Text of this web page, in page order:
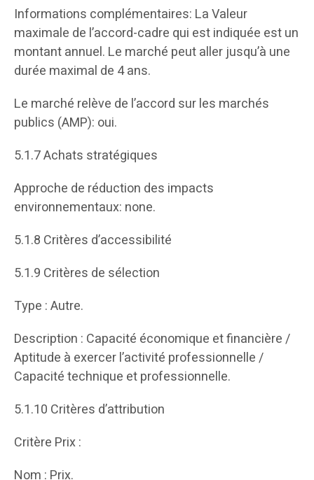
Informations complémentaires: La Valeur
maximale de l’accord-cadre qui est indiquée est un
montant annuel. Le marché peut aller jusqu’à une
durée maximal de 4 ans.
Le marché relève de l’accord sur les marchés
publics (AMP): oui.
5.1.7 Achats stratégiques
Approche de réduction des impacts
environnementaux: none.
5.1.8 Critères d’accessibilité
5.1.9 Critères de sélection
Type : Autre.
Description : Capacité économique et financière /
Aptitude à exercer l’activité professionnelle /
Capacité technique et professionnelle.
5.1.10 Critères d’attribution
Critère Prix :
Nom : Prix.